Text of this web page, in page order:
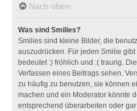
Nach oben
Was sind Smilies?
Smilies sind kleine Bilder, die
auszudrücken. Für jeden Smilie gibt
bedeutet :) fröhlich und :( traurig.
Verfassen eines Beitrags sehen.
zu häufig zu benutzen, sie können
machen und ein Moderator könnte
entsprechend überarbeiten oder